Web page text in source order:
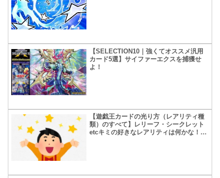
【SELECTION10｜強くてオススメ汎用
カード5選】サイファーエクスを捕獲せ
よ！
【遊戯王カードの光り方（レアリティ種
類）のすべて】レリーフ・シークレット
etcキミの好きなレアリティは何かな！？